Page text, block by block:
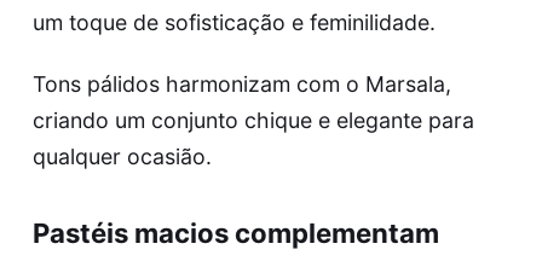
um toque de sofisticação e feminilidade.
Tons pálidos harmonizam com o Marsala,
criando um conjunto chique e elegante para
qualquer ocasião.
Pastéis macios complementam